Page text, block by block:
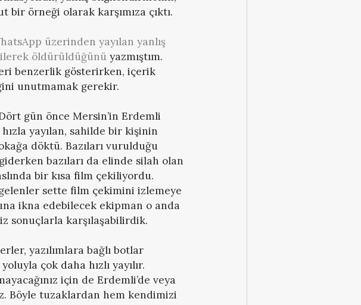
bir örneği olarak karşımıza çıktı.
üzerinden yayılan yanlış
öldürüldüğünü yazmıştım.
benzerlik gösterirken, içerik
unutmamak gerekir.
gün önce Mersin’in Erdemli
yayılan, sahilde bir kişinin
döktü. Bazıları vurulduğu
bazıları da elinde silah olan
bir kısa film çekiliyordu.
gelenler sette film çekimini izlemeye
ikna edebilecek ekipman o anda
sonuçlarla karşılaşabilirdik.
yazılımlara bağlı botlar
çok daha hızlı yayılır.
için de Erdemli’de veya
Böyle tuzaklardan hem kendimizi